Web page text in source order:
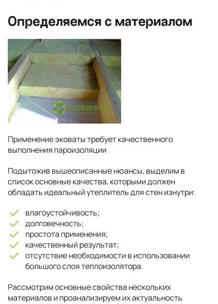
Определяемся с материалом
Применение эковаты требует качественного
выполнения пароизоляции
Подытожив вышеописанные нюансы, выделим в
список основные качества, которыми должен
обладать идеальный утеплитель для стен изнутри:
влагоустойчивость;
долговечность;
простота применения;
качественный результат;
отсутствие необходимости в использовании
большого слоя теплоизолятора.
Рассмотрим основные свойства нескольких
материалов и проанализируем их актуальность